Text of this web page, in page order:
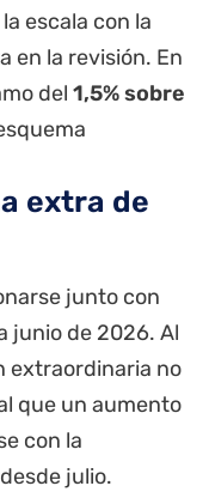
escala con la
en la revisión. En
del 1,5% sobre
extra de
junto con
junio de 2026. Al
extraordinaria no
que un aumento
con la
julio.